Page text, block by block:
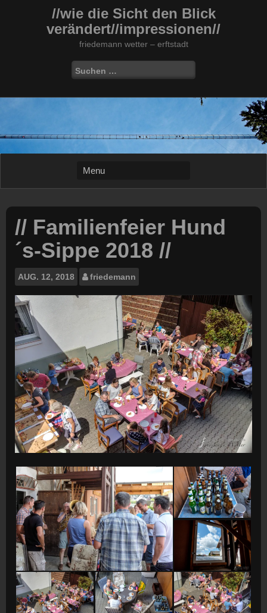
//wie die Sicht den Blick
verändert//impressionen//
friedemann wetter – erftstadt
Suchen
nach:
// Familienfeier Hund
´s-Sippe 2018 //
AUG. 12, 2018 friedemann